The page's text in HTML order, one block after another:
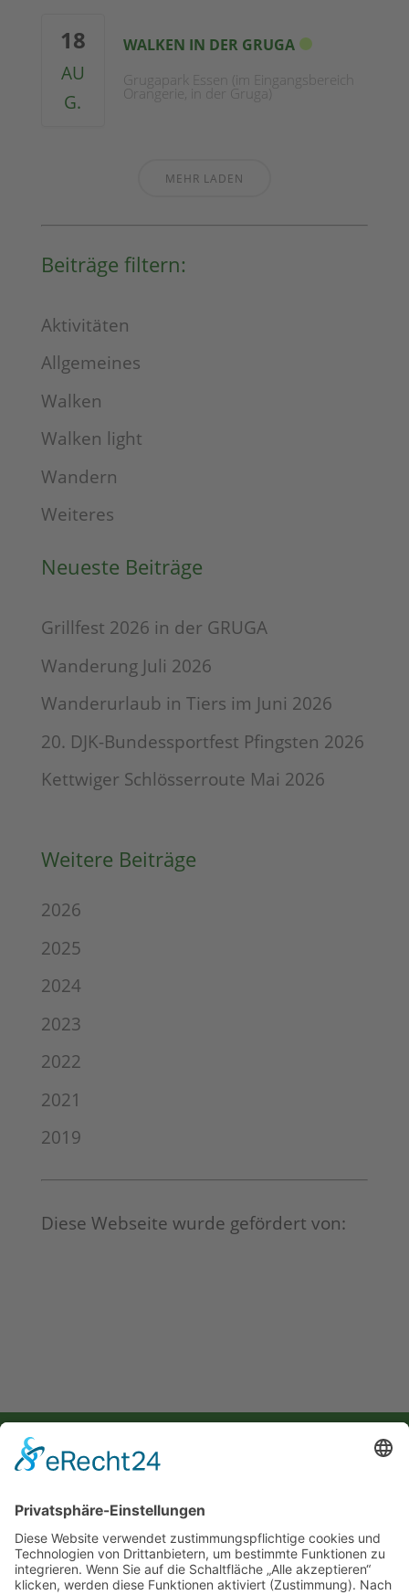
18
AU
G.
WALKEN IN DER GRUGA
Grugapark Essen (im Eingangsbereich
Orangerie, in der Gruga)
MEHR LADEN
Beiträge filtern:
Aktivitäten
Allgemeines
Walken
Walken light
Wandern
Weiteres
Neueste Beiträge
Grillfest 2026 in der GRUGA
Wanderung Juli 2026
Wanderurlaub in Tiers im Juni 2026
20. DJK-Bundessportfest Pfingsten 2026
Kettwiger Schlösserroute Mai 2026
Weitere Beiträge
2026
2025
2024
2023
2022
2021
2019
Diese Webseite wurde gefördert von:
Selbsthilfegruppe für Krebsbetroffene & Angehörige im